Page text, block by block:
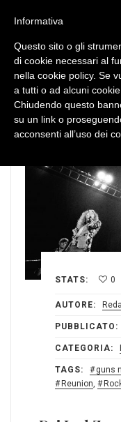
STATS: 0
AUTORE:
PUBBLICATO:
CATEGORIA:
TAGS: guns
Reunion,
Informativa
Questo sito o gli
di cookie necessari al
nella cookie policy. Se
a tutti o ad alcuni
Chiudendo questo
su un link o
acconsenti all’uso dei